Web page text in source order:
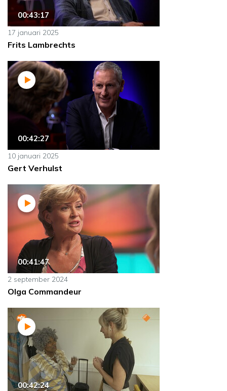
00:43:17
17 januari 2025
Frits Lambrechts
00:42:27
10 januari 2025
Gert Verhulst
00:41:47
2 september 2024
Olga Commandeur
00:42:24